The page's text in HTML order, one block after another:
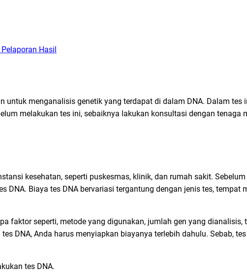
Hasil
untuk menganalisis genetik yang terdapat di dalam DNA. Dalam tes
melakukan tes ini, sebaiknya lakukan konsultasi dengan tenaga
kesehatan, seperti puskesmas, klinik, dan rumah sakit.
DNA. Biaya tes DNA bervariasi tergantung dengan jenis tes, tempat
faktor seperti, metode yang digunakan, jumlah gen yang dianalisis,
DNA, Anda harus menyiapkan biayanya terlebih dahulu. Sebab,
tes DNA.